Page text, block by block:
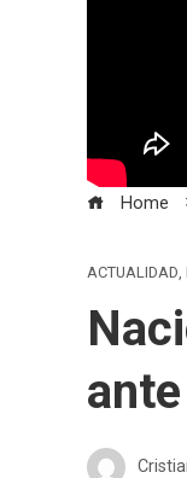
Home
ACTUALIDAD,